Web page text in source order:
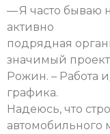
— Я часто бываю
активно
подрядная
значимый
Рожин. – Работа
графика.
Надеюсь, что
автомобильного